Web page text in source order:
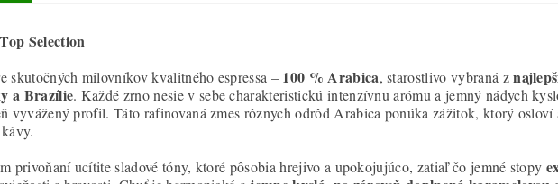
Selection
skutočných milovníkov kvalitného espressa – 100 % Arabica, starostlivo vybraná z
a Brazílie. Každé zrno nesie v sebe charakteristickú intenzívnu arómu a jemný nádych
vyvážený profil. Táto rafinovaná zmes rôznych odrôd Arabica ponúka zážitok, ktorý osloví
privoňaní ucítite sladové tóny, ktoré pôsobia hrejivo a upokojujúco, zatiaľ čo jemné stopy